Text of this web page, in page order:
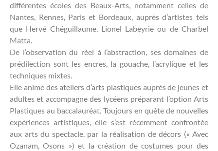
différentes écoles des Beaux-Arts, notamment celles de
Nantes, Rennes, Paris et Bordeaux, auprès d’artistes tels
que Hervé Chéguillaume, Lionel Labeyrie ou de Charbel
Matta.
De l’observation du réel à l’abstraction, ses domaines de
prédilection sont les encres, la gouache, l’acrylique et les
techniques mixtes.
Elle anime des ateliers d’arts plastiques auprès de jeunes et
adultes et accompagne des lycéens préparant l’option Arts
Plastiques au baccalauréat. Toujours en quête de nouvelles
expériences artistiques, elle s’est récemment confrontée
aux arts du spectacle, par la réalisation de décors (« Avec
Ozanam, Osons ») et la création de costumes pour des